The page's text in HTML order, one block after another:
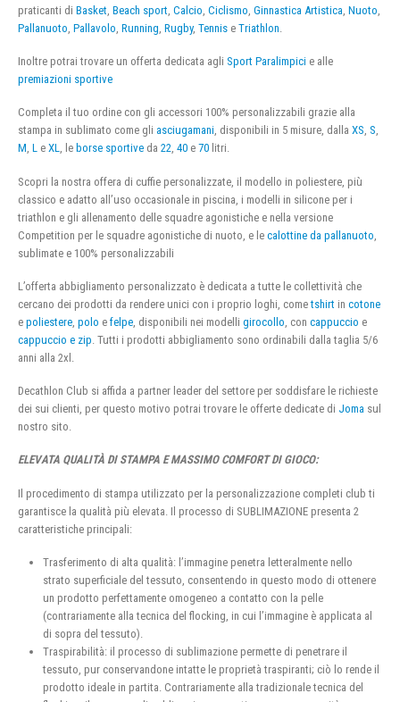
praticanti di Basket Beach sport Calcio Ciclismo Ginnastica Artistica Nuoto
Pallanuoto Pallavolo Running Rugby, Tennis e Triathlon
Inoltre potrai trovare un offerta dedicata agli Sport Paralimpici e alle
premiazioni sportive
Completa il tuo ordine con gli accessori 100% personalizzabili grazie alla
stampa in sublimato come gli asciugamani, disponibili in 5 misure, dalla XS, S,
M, L e XL, le borse sportive da 22, 40 e 70 litri.
Scopri la nostra offera di cuffie personalizzate, il modello in poliestere, più
classico e adatto all’uso occasionale in piscina, i modelli in silicone per i
triathlon e gli allenamento delle squadre agonistiche e nella versione
Competition per le squadre agonistiche di nuoto, e le calottine da pallanuoto
sublimate e 100% personalizzabili
L’offerta abbigliamento personalizzato è dedicata a tutte le collettività che
cercano dei prodotti da rendere unici con i proprio loghi, cometshirt in cotone
e poliestere polo e felpe , disponibili nei modelli girocollo , con cappuccio e
cappuccio e zip . Tutti i prodotti abbigliamento sono ordinabili dalla taglia 5/6
anni alla 2xl.
Decathlon Club si affida a partner leader del settore per soddisfare le richieste
dei sui clienti, per questo motivo potrai trovare le offerte dedicate di Joma sul
nostro sito.
ELEVATA QUALITÀ DI STAMPA E MASSIMO COMFORT DI GIOCO:
Il procedimento di stampa utilizzato per la personalizzazione completi club ti
garantisce la qualità più elevata. Il processo di SUBLIMAZIONE presenta 2
caratteristiche principali:
Trasferimento di alta qualità: l’immagine penetra letteralmente nello
strato superficiale del tessuto, consentendo in questo modo di ottenere
un prodotto perfettamente omogeneo a contatto con la pelle
(contrariamente alla tecnica del flocking, in cui l’immagine è applicata al
di sopra del tessuto).
Traspirabilità: il processo di sublimazione permette di penetrare il
tessuto, pur conservandone intatte le proprietà traspiranti; ciò lo rende il
prodotto ideale in partita. Contrariamente alla tradizionale tecnica del